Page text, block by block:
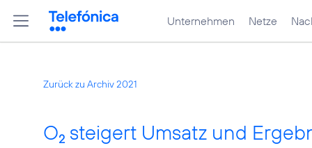
Unternehmen Netze
Zurück zu Archiv 2021
O2 steigert Umsatz und